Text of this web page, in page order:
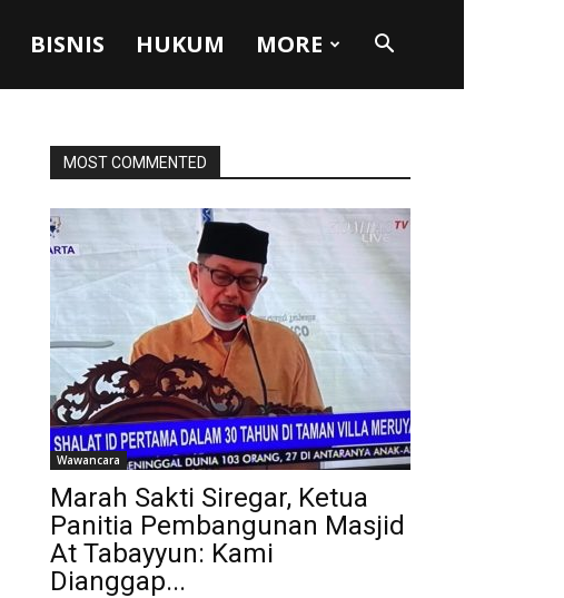
BISNIS HUKUM MORE
MOST COMMENTED
Wawancara
Marah Sakti Siregar, Ketua
Panitia Pembangunan Masjid
At Tabayyun: Kami
Dianggap...